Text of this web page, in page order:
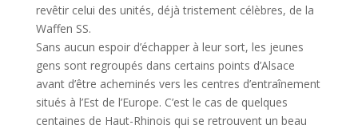
revêtir celui des unités, déjà tristement célèbres, de la
Waffen SS.
Sans aucun espoir d’échapper à leur sort, les jeunes
gens sont regroupés dans certains points d’Alsace
avant d’être acheminés vers les centres d’entraînement
situés à l’Est de l’Europe. C’est le cas de quelques
centaines de Haut-Rhinois qui se retrouvent un beau